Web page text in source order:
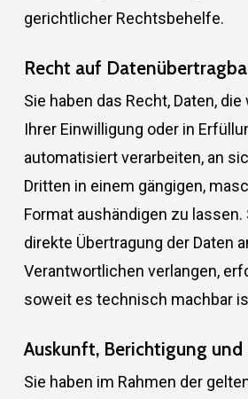
gerichtlicher Rechtsbehelfe.
Recht auf
Sie haben das Recht, Daten,
Ihrer Einwilligung oder in
automatisiert verarbeiten, an
Dritten in einem gängigen,
Format aushändigen zu lassen.
direkte Übertragung der Daten
Verantwortlichen verlangen,
soweit es technisch machbar
Auskunft, Berichtigung und
Sie haben im Rahmen der